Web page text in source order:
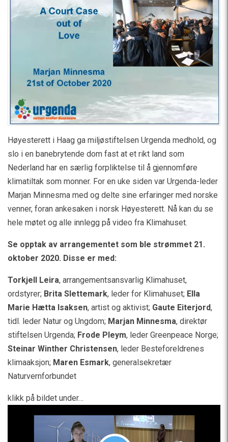
Høyesterett i Haag ga miljøstiftelsen Urgenda medhold, og
slo i en banebrytende dom fast at et rikt land som
Nederland har en særlig forpliktelse til å gjennomføre
klimatiltak som monner. For en uke siden var Urgenda-leder
Marjan Minnesma med og delte sine erfaringer med norske
venner, foran ankesaken i norsk Høyesterett. Nå kan du se
hele møtet og alle innlegg på video fra Klimahuset.
Se opptak av arrangementet som ble strømmet 21.
oktober 2020. Disse er med:
Torkjell Leira, arrangementsansvarlig Klimahuset,
ordstyrer; Brita Slettemark, leder for Klimahuset; Ella
Marie Hætta Isaksen, artist og aktivist; Gaute Eiterjord,
tidl. leder Natur og Ungdom; Marjan Minnesma, direktør
stiftelsen Urgenda; Frode Pleym, leder Greenpeace Norge;
Steinar Winther Christensen, leder Besteforeldrenes
klimaaksjon; Maren Esmark, generalsekretær
Naturvernforbundet
klikk på bildet under…